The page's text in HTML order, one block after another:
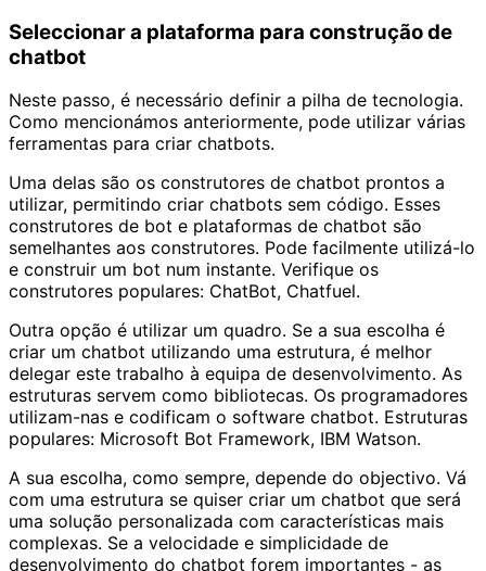
Seleccionar a plataforma para construção de
chatbot
Neste passo, é necessário definir a pilha de tecnologia.
Como mencionámos anteriormente, pode utilizar várias
ferramentas para criar chatbots.
Uma delas são os construtores de chatbot prontos a
utilizar, permitindo criar chatbots sem código. Esses
construtores de bot e plataformas de chatbot são
semelhantes aos construtores. Pode facilmente utilizá-lo
e construir um bot num instante. Verifique os
construtores populares: ChatBot, Chatfuel.
Outra opção é utilizar um quadro. Se a sua escolha é
criar um chatbot utilizando uma estrutura, é melhor
delegar este trabalho à equipa de desenvolvimento. As
estruturas servem como bibliotecas. Os programadores
utilizam-nas e codificam o software chatbot. Estruturas
populares: Microsoft Bot Framework, IBM Watson.
A sua escolha, como sempre, depende do objectivo. Vá
com uma estrutura se quiser criar um chatbot que será
uma solução personalizada com características mais
complexas. Se a velocidade e simplicidade de
desenvolvimento do chatbot forem importantes - as